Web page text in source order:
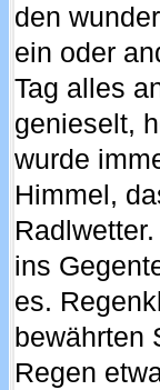
den
ein oder
Tag alles
genieselt,
wurde
Himmel,
ins
es.
bewährten
Regen